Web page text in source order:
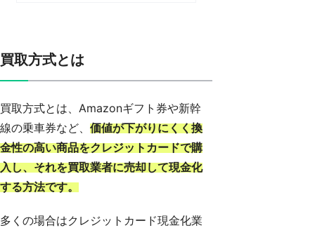
買取方式とは
買取方式とは、Amazonギフト券や新幹
線の乗車券など、 価値が下がりにくく換
金性の高い商品をクレジットカードで購
入し、それを買取業者に売却して現金化
する方法です。
多くの場合はクレジットカード現金化業